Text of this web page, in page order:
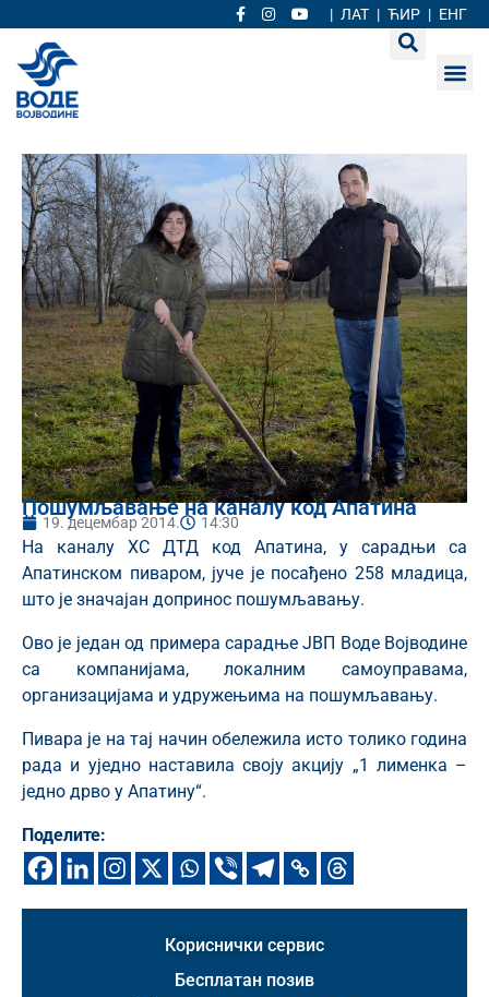
| ЛАТ | ЋИР | ЕНГ
Пошумљавање на каналу код Апатина
19. децембар 2014. 14:30
На каналу ХС ДТД код Апатина, у сарадњи са
Апатинском пиваром, јуче је посађено 258 младица,
што је значајан допринос пошумљавању.
Ово је један од примера сарадње ЈВП Воде Војводине
са компанијама, локалним самоуправама,
организацијама и удружењима на пошумљавању.
Пивара је на тај начин обележила исто толико година
рада и уједно наставила своју акцију „1 лименка –
једно дрво у Апатину“.
Поделите:
Кориснички сервис
Бесплатан позив